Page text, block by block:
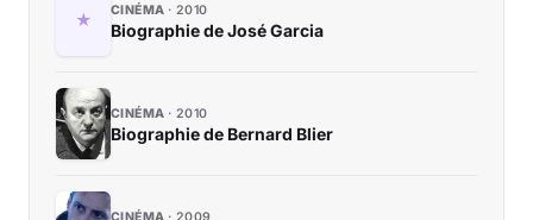
CINÉMA 2010
Biographie de José Garcia
CINÉMA 2010
Biographie de Bernard Blier
CINÉMA 2009